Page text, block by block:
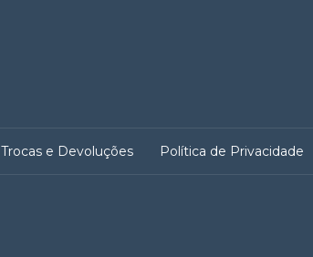
Trocas e Devoluções Política de Privacidade